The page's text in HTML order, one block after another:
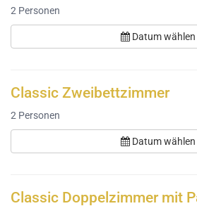
2 Personen
Datum wählen
Classic Zweibettzimmer
2 Personen
Datum wählen
Classic Doppelzimmer mit